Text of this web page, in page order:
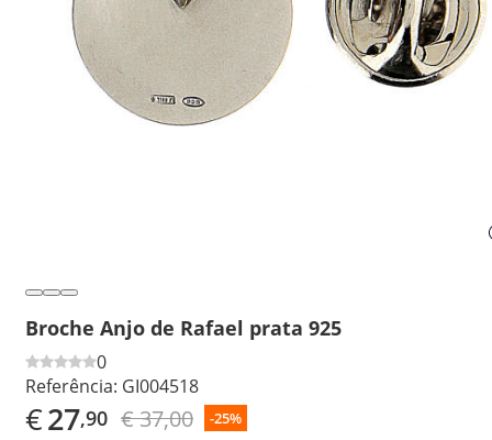
Broche Anjo de Rafael prata 925
0
Referência: GI004518
€27,90 € 37,00 -25%